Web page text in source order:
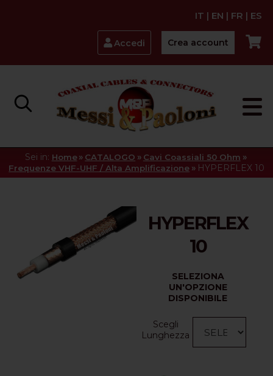
IT | EN | FR | ES
Accedi Crea account
Sei in: Home » CATALOGO » Cavi Coassiali 50 Ohm »
Frequenze VHF-UHF / Alta Amplificazione » HYPERFLEX 10
HYPERFLEX
10
SELEZIONA
UN'OPZIONE
DISPONIBILE
Scegli
Lunghezza